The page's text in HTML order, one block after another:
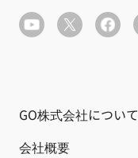
GO株式会社について
会社概要